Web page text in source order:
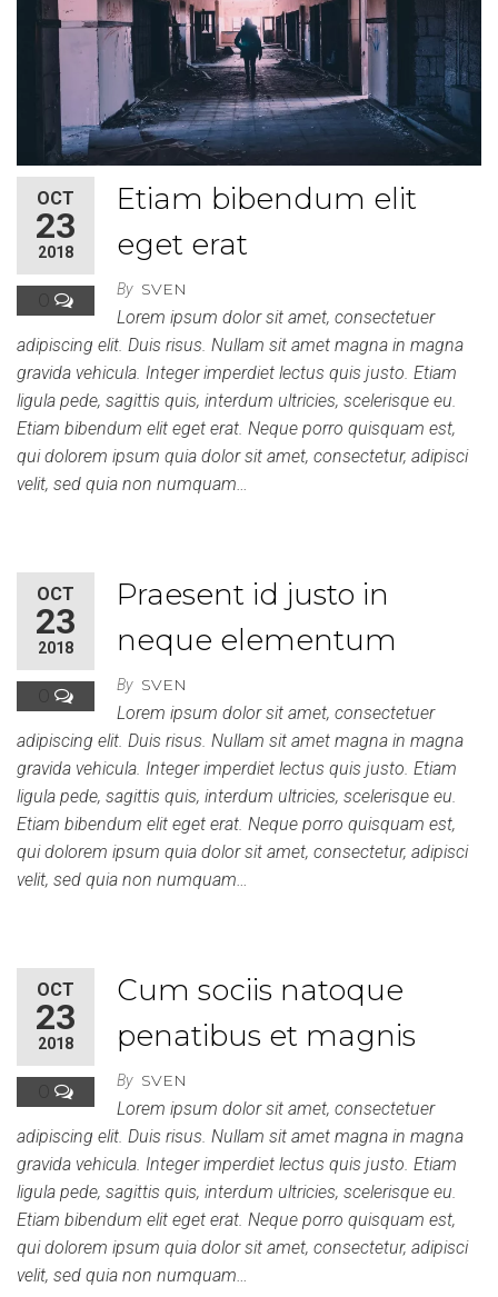
OCT
23
2018
Etiam bibendum elit
eget erat
By SVEN
Lorem ipsum dolor sit amet, consectetuer
adipiscing elit. Duis risus. Nullam sit amet magna in magna
gravida vehicula. Integer imperdiet lectus quis justo. Etiam
ligula pede, sagittis quis, interdum ultricies, scelerisque eu.
Etiam bibendum elit eget erat. Neque porro quisquam est,
qui dolorem ipsum quia dolor sit amet, consectetur, adipisci
velit, sed quia non numquam…
OCT
23
2018
Praesent id justo in
neque elementum
By SVEN
Lorem ipsum dolor sit amet, consectetuer
adipiscing elit. Duis risus. Nullam sit amet magna in magna
gravida vehicula. Integer imperdiet lectus quis justo. Etiam
ligula pede, sagittis quis, interdum ultricies, scelerisque eu.
Etiam bibendum elit eget erat. Neque porro quisquam est,
qui dolorem ipsum quia dolor sit amet, consectetur, adipisci
velit, sed quia non numquam…
OCT
23
2018
Cum sociis natoque
penatibus et magnis
By SVEN
Lorem ipsum dolor sit amet, consectetuer
adipiscing elit. Duis risus. Nullam sit amet magna in magna
gravida vehicula. Integer imperdiet lectus quis justo. Etiam
ligula pede, sagittis quis, interdum ultricies, scelerisque eu.
Etiam bibendum elit eget erat. Neque porro quisquam est,
qui dolorem ipsum quia dolor sit amet, consectetur, adipisci
velit, sed quia non numquam…